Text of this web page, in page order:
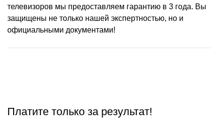
телевизоров мы предоставляем гарантию в 3 года. Вы
защищены не только нашей экспертностью, но и
официальными документами!
Платите только за результат!